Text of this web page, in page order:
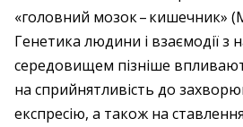
«головний мозок – ​кишечник»
Генетика людини і взаємодії з
середовищем пізніше
на сприйнятливість до
експресію, а також на